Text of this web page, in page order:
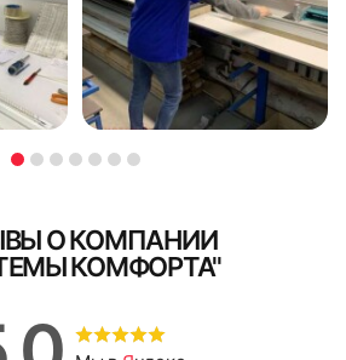
согласен сполитикой об обработке
данных
наличными.
согласен сполитикой об обработке
для заполнения
О КОМПАНИИ
КОМФОРТА"